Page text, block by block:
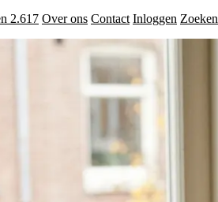
2.617 Over ons Contact Inloggen Zoeken